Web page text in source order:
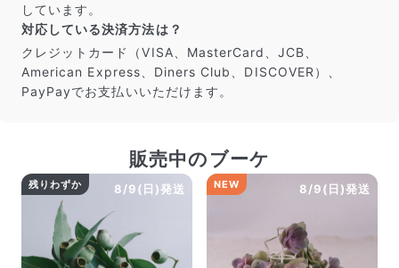
しています。
対応している決済方法は？
クレジットカード（VISA、MasterCard、JCB、
American Express、Diners Club、DISCOVER）、
PayPayでお支払いいただけます。
販売中のブーケ
8/9(日)発送
残りわずか 8/9(日)発送
NEW